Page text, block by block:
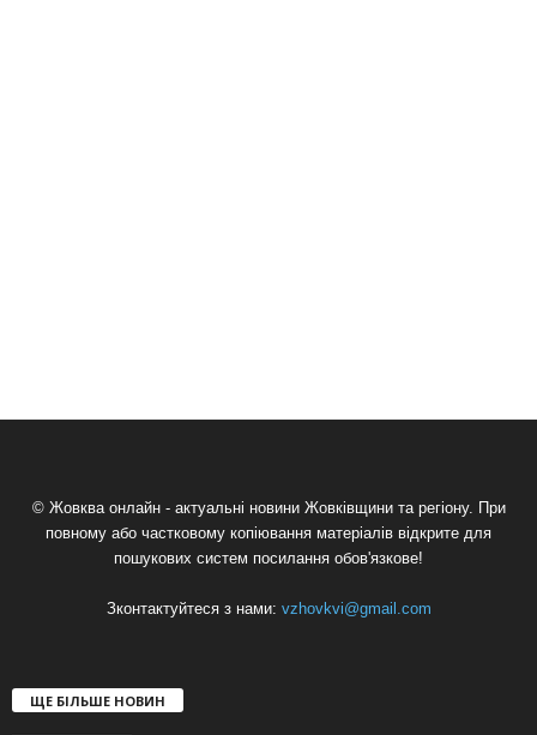
© Жовква онлайн - актуальні новини Жовківщини та регіону. При
повному або частковому копіювання матеріалів відкрите для
пошукових систем посилання обов'язкове!
Зконтактуйтеся з нами: vzhovkvi@gmail.com
ЩЕ БІЛЬШЕ НОВИН